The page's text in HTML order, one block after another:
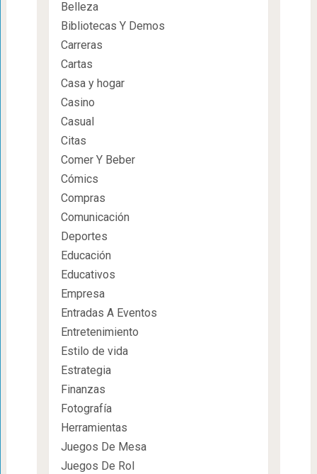
Belleza
Bibliotecas Y Demos
Carreras
Cartas
Casa y hogar
Casino
Casual
Citas
Comer Y Beber
Cómics
Compras
Comunicación
Deportes
Educación
Educativos
Empresa
Entradas A Eventos
Entretenimiento
Estilo de vida
Estrategia
Finanzas
Fotografía
Herramientas
Juegos De Mesa
Juegos De Rol